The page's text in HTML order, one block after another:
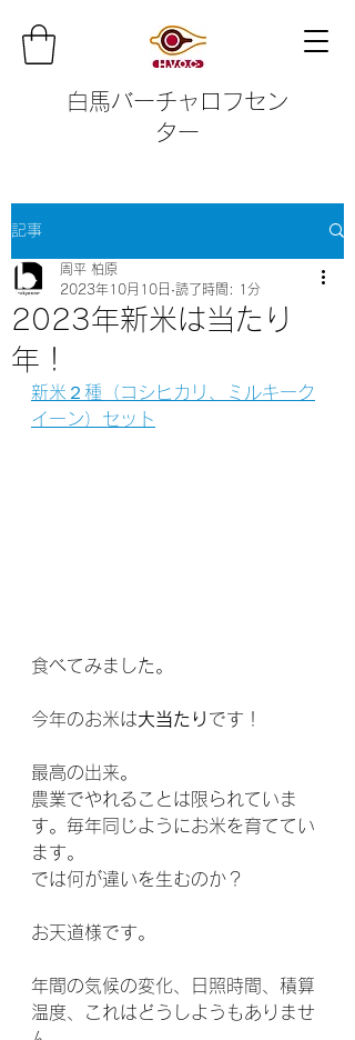
白馬バーチャロフセン
ター
記事
2023年新米は当たり
年！
周平 柏原
2023年10月10日 読了時間: 1分
新米２種（コシヒカリ、ミルキーク
イーン）セット
食べてみました。
今年のお米は大当たり です！
最高の出来。
農業でやれることは限られていま
す。毎年同じようにお米を育ててい
ます。
では何が違いを生むのか？
お天道様です。
年間の気候の変化、日照時間、積算
温度、これはどうしようもありませ